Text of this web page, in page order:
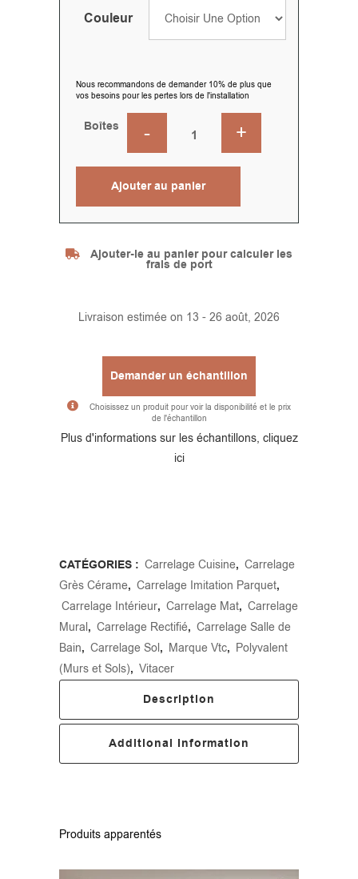
Couleur
Nous recommandons de demander 10% de plus que
vos besoins pour les pertes lors de l'installation
Boîtes
Ajouter au panier
Ajouter-le au panier pour calculer les
frais de port
Livraison estimée on 13 - 26 août, 2026
Demander un échantillon
Choisissez un produit pour voir la disponibilité et le prix
de l'échantillon
Alternative:
Plus d'informations sur les échantillons, cliquez
ici
CATÉGORIES : Carrelage Cuisine, Carrelage
Grès Cérame, Carrelage Imitation Parquet,
Carrelage Intérieur, Carrelage Mat, Carrelage
Mural, Carrelage Rectifié, Carrelage Salle de
Bain, Carrelage Sol, Marque Vtc, Polyvalent
(Murs et Sols), Vitacer
Description
Additional Information
Produits apparentés